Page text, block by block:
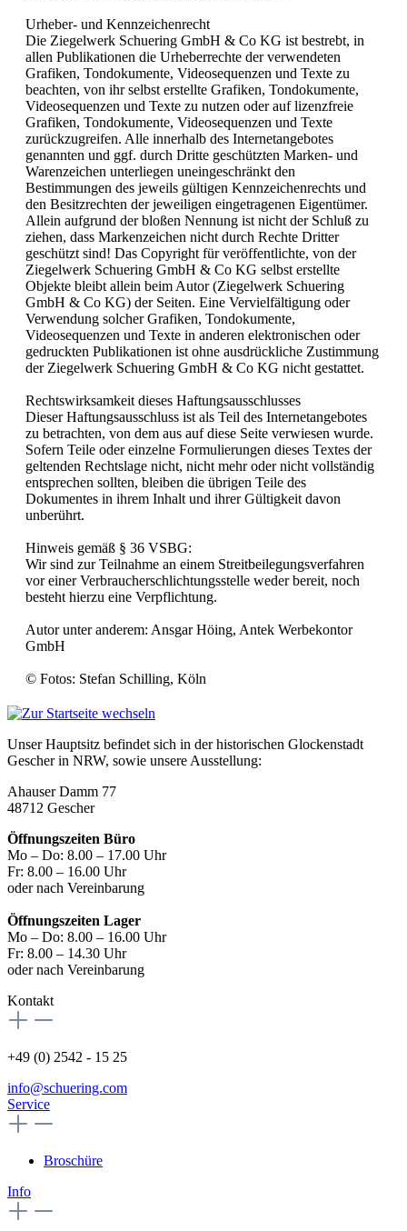
Urheber- und Kennzeichenrecht
Die Ziegelwerk Schuering GmbH & Co KG ist bestrebt, in
allen Publikationen die Urheberrechte der verwendeten
Grafiken, Tondokumente, Videosequenzen und Texte zu
beachten, von ihr selbst erstellte Grafiken, Tondokumente,
Videosequenzen und Texte zu nutzen oder auf lizenzfreie
Grafiken, Tondokumente, Videosequenzen und Texte
zurückzugreifen. Alle innerhalb des Internetangebotes
genannten und ggf. durch Dritte geschützten Marken- und
Warenzeichen unterliegen uneingeschränkt den
Bestimmungen des jeweils gültigen Kennzeichenrechts und
den Besitzrechten der jeweiligen eingetragenen Eigentümer.
Allein aufgrund der bloßen Nennung ist nicht der Schluß zu
ziehen, dass Markenzeichen nicht durch Rechte Dritter
geschützt sind! Das Copyright für veröffentlichte, von der
Ziegelwerk Schuering GmbH & Co KG selbst erstellte
Objekte bleibt allein beim Autor (Ziegelwerk Schuering
GmbH & Co KG) der Seiten. Eine Vervielfältigung oder
Verwendung solcher Grafiken, Tondokumente,
Videosequenzen und Texte in anderen elektronischen oder
gedruckten Publikationen ist ohne ausdrückliche Zustimmung
der Ziegelwerk Schuering GmbH & Co KG nicht gestattet.
Rechtswirksamkeit dieses Haftungsausschlusses
Dieser Haftungsausschluss ist als Teil des Internetangebotes
zu betrachten, von dem aus auf diese Seite verwiesen wurde.
Sofern Teile oder einzelne Formulierungen dieses Textes der
geltenden Rechtslage nicht, nicht mehr oder nicht vollständig
entsprechen sollten, bleiben die übrigen Teile des
Dokumentes in ihrem Inhalt und ihrer Gültigkeit davon
unberührt.
Hinweis gemäß § 36 VSBG:
Wir sind zur Teilnahme an einem Streitbeilegungsverfahren
vor einer Verbraucherschlichtungsstelle weder bereit, noch
besteht hierzu eine Verpflichtung.
Autor unter anderem: Ansgar Höing, Antek Werbekontor
GmbH
© Fotos: Stefan Schilling, Köln
Unser Hauptsitz befindet sich in der historischen Glockenstadt
Gescher in NRW, sowie unsere Ausstellung:
Ahauser Damm 77
48712 Gescher
Öffnungszeiten Büro
Mo – Do: 8.00 – 17.00 Uhr
Fr: 8.00 – 16.00 Uhr
oder nach Vereinbarung
Öffnungszeiten Lager
Mo – Do: 8.00 – 16.00 Uhr
Fr: 8.00 – 14.30 Uhr
oder nach Vereinbarung
Kontakt
+49 (0) 2542 - 15 25
info@schuering.com
Service
Broschüre
Info